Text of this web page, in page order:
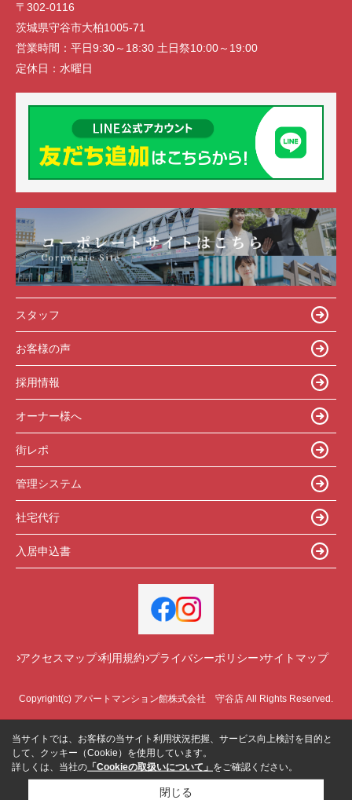
〒302-0116
茨城県守谷市大柏1005-71
営業時間： 平日9:30～18:30 土日祭10:00～19:00
定休日： 水曜日
スタッフ
お客様の声
採用情報
オーナー様へ
街レポ
管理システム
社宅代行
入居申込書
アクセスマップ 利用規約 プライバシーポリシー サイトマップ
Copyright(c) アパートマンション館株式会社 守谷店 All Rights Reserved.
当サイトでは、お客様の当サイト利用状況把握、サービス向上検討を目的と
して、クッキー（Cookie）を使用しています。
詳しくは、当社の 「Cookieの取扱いについて」 をご確認ください。
閉じる